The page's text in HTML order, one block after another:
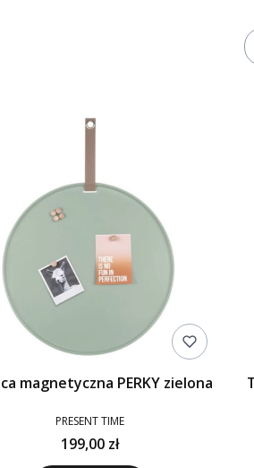
magnetyczna PERKY zielona
PRESENT TIME
199,00 zł